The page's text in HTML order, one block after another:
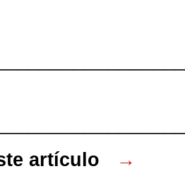
artículo
→